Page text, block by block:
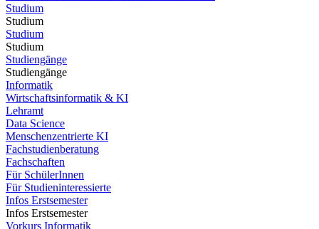
Studium
Studium
Studium
Studium
Studiengänge
Studiengänge
Informatik
Wirtschaftsinformatik & KI
Lehramt
Data Science
Menschenzentrierte KI
Fachstudienberatung
Fachschaften
Für SchülerInnen
Für Studieninteressierte
Infos Erstsemester
Infos Erstsemester
Vorkurs Informatik